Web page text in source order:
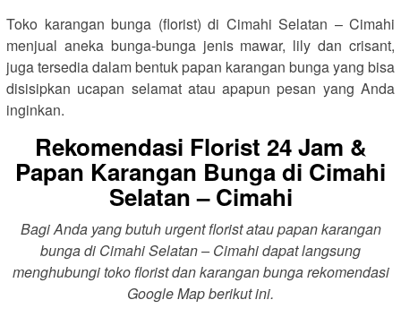
Toko karangan bunga (florist) di Cimahi Selatan – Cimahi
menjual aneka bunga-bunga jenis mawar, lily dan crisant,
juga tersedia dalam bentuk papan karangan bunga yang bisa
disisipkan ucapan selamat atau apapun pesan yang Anda
inginkan.
Rekomendasi Florist 24 Jam &
Papan Karangan Bunga di Cimahi
Selatan – Cimahi
Bagi Anda yang butuh urgent florist atau papan karangan
bunga di Cimahi Selatan – Cimahi dapat langsung
menghubungi toko florist dan karangan bunga rekomendasi
Google Map berikut ini.